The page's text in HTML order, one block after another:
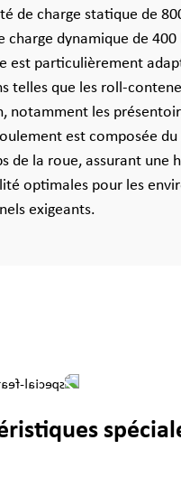
de charge statique de
charge dynamique de 400
est particulièrement
telles que les roll-
notamment les
est composée
de la roue, assurant une
optimales pour les
exigeants.